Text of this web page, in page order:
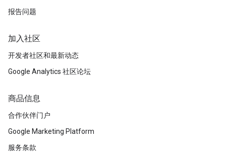
报告问题
加入社区
开发者社区和最新动态
Google Analytics 社区论坛
商品信息
合作伙伴门户
Google Marketing Platform
服务条款